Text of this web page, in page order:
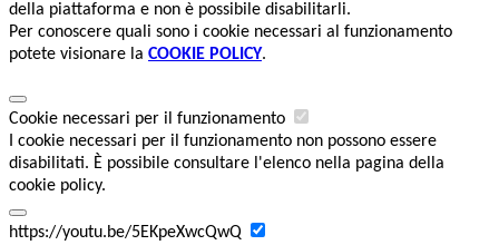
della piattaforma e non è possibile disabilitarli.
Per conoscere quali sono i cookie necessari al funzionamento
potete visionare la COOKIE POLICY.
Cookie necessari per il funzionamento
I cookie necessari per il funzionamento non possono essere
disabilitati. È possibile consultare l'elenco nella pagina della
cookie policy.
https://youtu.be/5EKpeXwcQwQ